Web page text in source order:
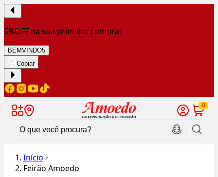
5%OFF na sua primeira compra:
BEMVINDO5
Copiar
0
Início
Feirão Amoedo